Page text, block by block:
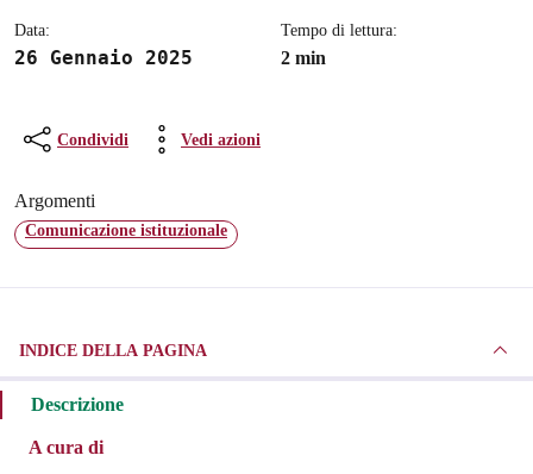
Data:
26 Gennaio 2025
Tempo di lettura:
2 min
Condividi Vedi azioni
Argomenti
Comunicazione istituzionale
INDICE DELLA PAGINA
Descrizione
A cura di